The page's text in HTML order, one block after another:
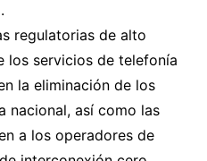
regulatorias de alto
los servicios de telefonía
la eliminación de los
nacional, así como las
a los operadores de